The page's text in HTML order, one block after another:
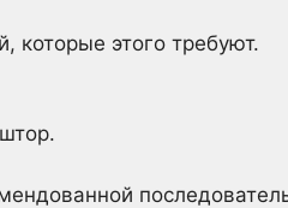
которые этого требуют.